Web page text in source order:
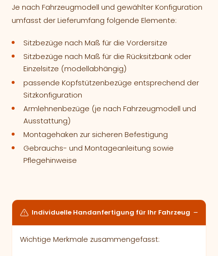
Je nach Fahrzeugmodell und gewählter Konfiguration
umfasst der Lieferumfang folgende Elemente:
Sitzbezüge nach Maß für die Vordersitze
Sitzbezüge nach Maß für die Rücksitzbank oder
Einzelsitze (modellabhängig)
passende Kopfstützenbezüge entsprechend der
Sitzkonfiguration
Armlehnenbezüge (je nach Fahrzeugmodell und
Ausstattung)
Montagehaken zur sicheren Befestigung
Gebrauchs- und Montageanleitung sowie
Pflegehinweise
Individuelle Handanfertigung für Ihr Fahrzeug
Wichtige Merkmale zusammengefasst: